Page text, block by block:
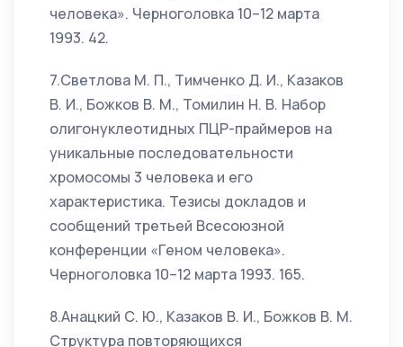
человека». Черноголовка 10–12 марта
1993. 42.
7.Светлова М. П., Тимченко Д. И., Казаков
В. И., Божков В. М., Томилин Н. В. Набор
олигонуклеотидных ПЦР-праймеров на
уникальные последовательности
хромосомы 3 человека и его
характеристика. Тезисы докладов и
сообщений третьей Всесоюзной
конференции «Геном человека».
Черноголовка 10–12 марта 1993. 165.
8.Анацкий С. Ю., Казаков В. И., Божков В. М.
Структура повторяющихся